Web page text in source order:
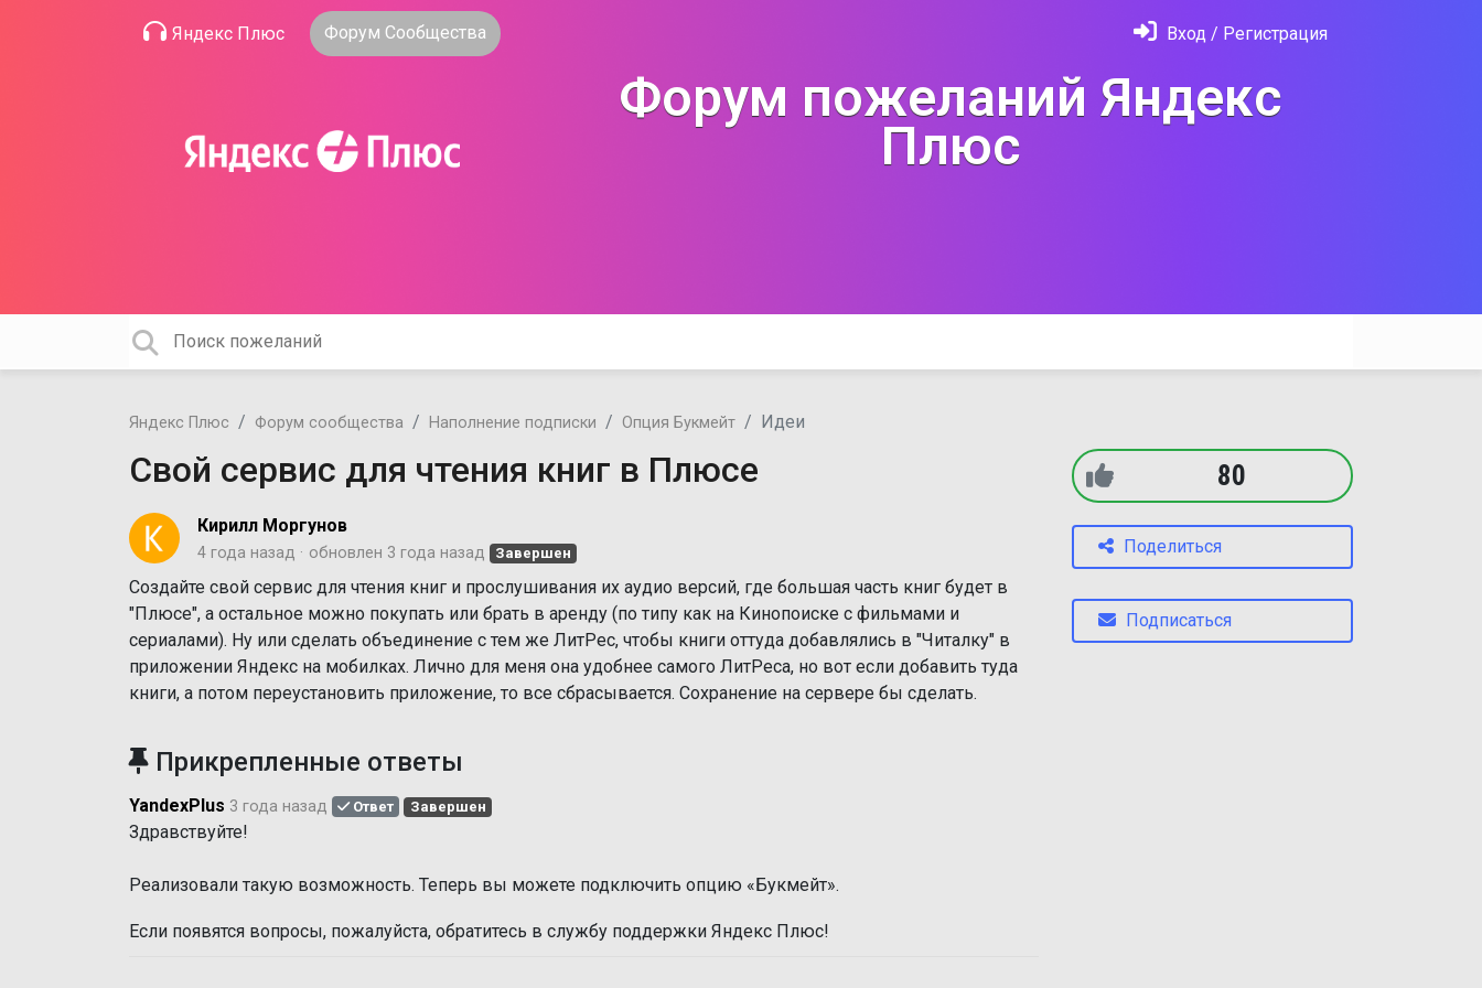
Яндекс Плюс Форум Сообщества Вход / Регистрация
Форум пожеланий Яндекс
Плюс
Яндекс Плюс Форум сообщества Наполнение подписки Опция Букмейт Идеи
Свой сервис для чтения книг в Плюсе
Кирилл Моргунов
4 года назад обновлен 3 года назад Завершен
Создайте свой сервис для чтения книг и прослушивания их аудио версий, где большая часть книг будет в
"Плюсе", а остальное можно покупать или брать в аренду (по типу как на Кинопоиске с фильмами и
сериалами). Ну или сделать объединение с тем же ЛитРес, чтобы книги оттуда добавлялись в "Читалку" в
приложении Яндекс на мобилках. Лично для меня она удобнее самого ЛитРеса, но вот если добавить туда
книги, а потом переустановить приложение, то все сбрасывается. Сохранение на сервере бы сделать.
Прикрепленные ответы
YandexPlus 3 года назад Ответ Завершен
Здравствуйте!
Реализовали такую возможность. Теперь вы можете подключить опцию «Букмейт».
Если появятся вопросы, пожалуйста, обратитесь в службу поддержки Яндекс Плюс!
80
Поделиться
Подписаться